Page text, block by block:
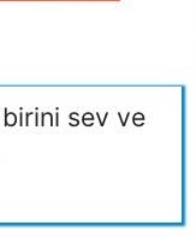
sev ve